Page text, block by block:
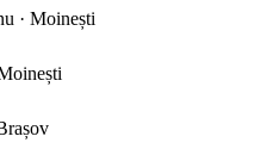
· Moinești